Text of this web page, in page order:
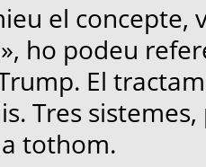
el concepte,
ho podeu
El
Tres
tothom.